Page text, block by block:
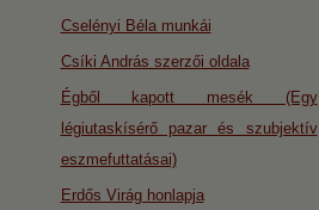
Cselényi Béla munkái
Csíki András szerzői oldala
Égből kapott mesék (Egy
légiutaskísérő pazar és szubjektív
eszmefuttatásai)
Erdős Virág honlapja